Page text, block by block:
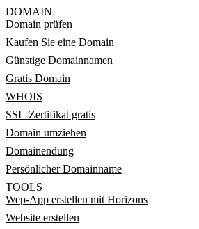
DOMAIN
Domain prüfen
Kaufen Sie eine Domain
Günstige Domainnamen
Gratis Domain
WHOIS
SSL-Zertifikat gratis
Domain umziehen
Domainendung
Persönlicher Domainname
TOOLS
Wep-App erstellen mit Horizons
Website erstellen